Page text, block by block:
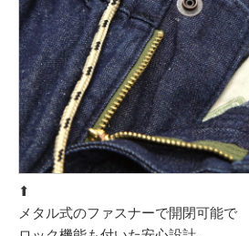
⬆︎
メタル式のファスナーで開閉可能で